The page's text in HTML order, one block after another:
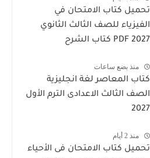
تحميل كتاب الامتحان في
الفيزياء للصف الثالث الثانوي
2027 PDF كتاب الشرح
منذ بضع ساعات
كتاب المعاصر لغة انجليزية
الصف الثالث الاعدادى الترم الأول
2027
منذ 2 أيام
تحميل كتاب الامتحان فى الأحياء